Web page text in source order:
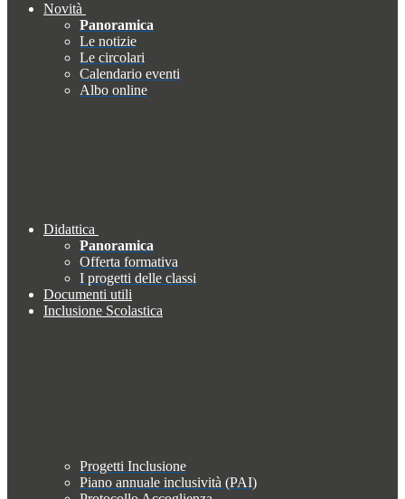
Novità
Panoramica
Le notizie
Le circolari
Calendario eventi
Albo online
Didattica
Panoramica
Offerta formativa
I progetti delle classi
Documenti utili
Inclusione Scolastica
Progetti Inclusione
Piano annuale inclusività (PAI)